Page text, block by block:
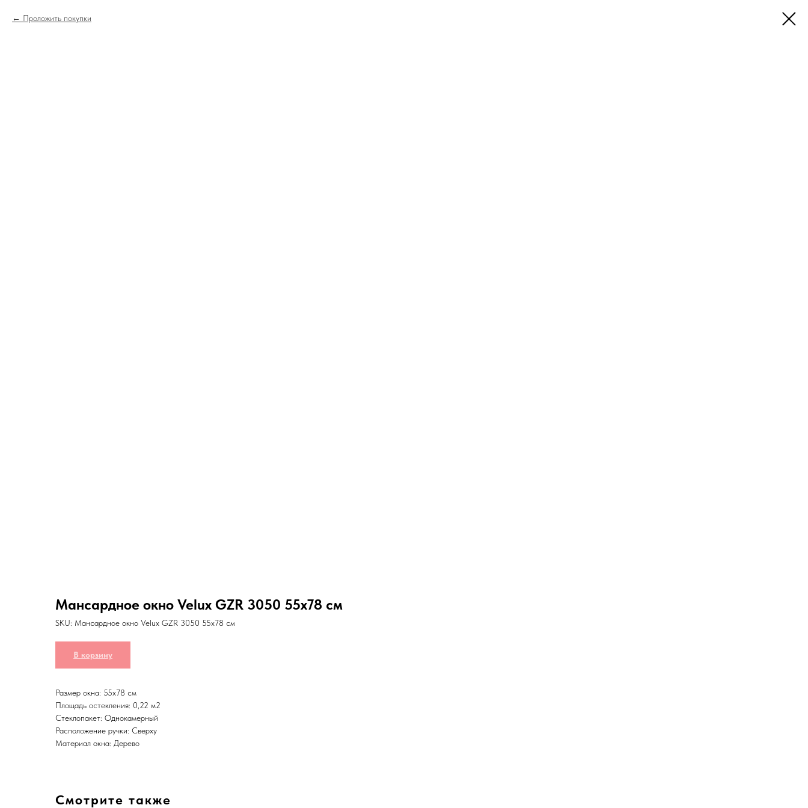
Проложить покупки
Мансардное окно Velux GZR 3050 55x78 см
SKU: Мансардное окно Velux GZR 3050 55x78 см
В корзину
Размер окна: 55x78 см
Площадь остекления: 0,22 м2
Стеклопакет: Однокамерный
Расположение ручки: Сверху
Материал окна: Дерево
Смотрите также